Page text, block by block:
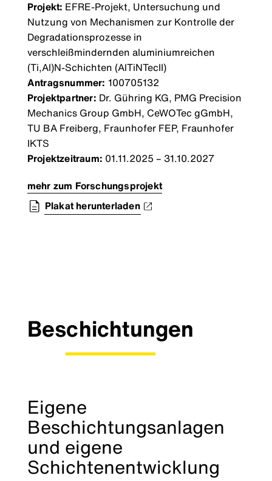
Projekt: EFRE-Projekt, Untersuchung und
Nutzung von Mechanismen zur Kontrolle der
Degradationsprozesse in
verschleißmindernden aluminiumreichen
(Ti,Al)N-Schichten (AlTiNTecII)
Antragsnummer: 100705132
Projektpartner: Dr. Gühring KG, PMG Precision
Mechanics Group GmbH, CeWOTec gGmbH,
TU BA Freiberg, Fraunhofer FEP, Fraunhofer
IKTS
Projektzeitraum: 01.11.2025 – 31.10.2027
mehr zum Forschungsprojekt
Plakat herunterladen
Beschichtungen
Eigene
Beschichtungsanlagen
und eigene
Schichtenentwicklung